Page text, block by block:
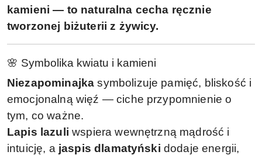
kamieni — to naturalna cecha ręcznie
tworzonej biżuterii z żywicy.
🌸 Symbolika kwiatu i kamieni
Niezapominajka symbolizuje pamięć, bliskość i
emocjonalną więź — ciche przypomnienie o
tym, co ważne.
Lapis lazuli wspiera wewnętrzną mądrość i
intuicję, a jaspis dlamatyński dodaje energii,